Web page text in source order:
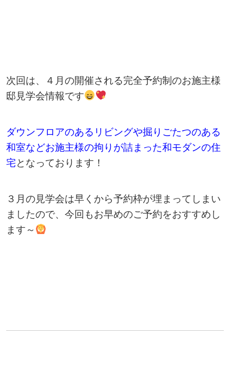
次回は、４月の開催される完全予約制のお施主様
邸見学会情報です
ダウンフロアのあるリビングや掘りごたつのある
和室などお施主様の拘りが詰まった和モダンの住
宅となっております！
３月の見学会は早くから予約枠が埋まってしまい
ましたので、今回もお早めのご予約をおすすめし
ます～